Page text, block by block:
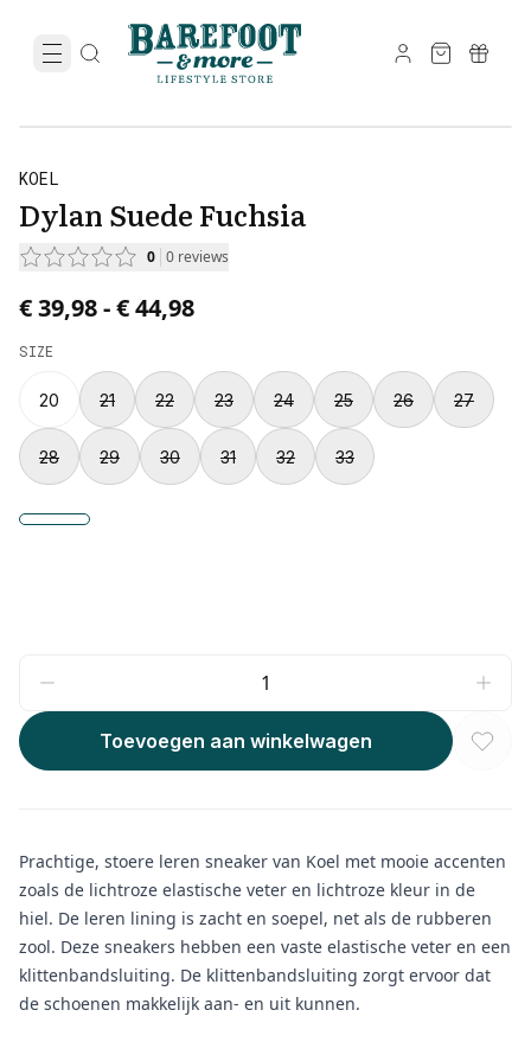
KOEL
Dylan Suede Fuchsia
0 0 reviews
Price from € 39,98 to € 44,98.
€ 39,98-€ 44,98
SIZE
20 21 22 23 24 25 26 27
28 29 30 31 32 33
Toevoegen aan winkelwagen
Prachtige, stoere leren sneaker van Koel met mooie accenten
zoals de lichtroze elastische veter en lichtroze kleur in de
hiel. De leren lining is zacht en soepel, net als de rubberen
zool. Deze sneakers hebben een vaste elastische veter en een
klittenbandsluiting. De klittenbandsluiting zorgt ervoor dat
de schoenen makkelijk aan- en uit kunnen.